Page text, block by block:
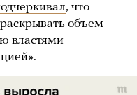
, что
объем
властями